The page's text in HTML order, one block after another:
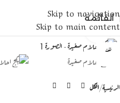
Skip to navigation
Skip to main content
القائمة
نفذ
انقر للتكبير
الرئيسية الكل